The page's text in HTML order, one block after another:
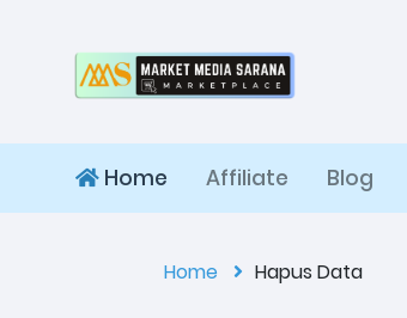
Home Affiliate Blog
Home Hapus Data